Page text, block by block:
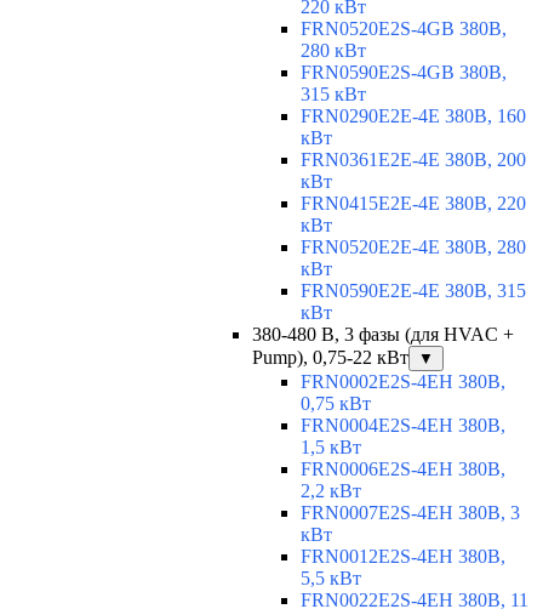
220 кВт
FRN0520E2S-4GB 380В,
280 кВт
FRN0590E2S-4GB 380В,
315 кВт
FRN0290E2E-4E 380В, 160
кВт
FRN0361E2E-4E 380В, 200
кВт
FRN0415E2E-4E 380В, 220
кВт
FRN0520E2E-4E 380В, 280
кВт
FRN0590E2E-4E 380В, 315
кВт
380-480 В, 3 фазы (для HVAC +
Pump), 0,75-22 кВт
▼
FRN0002E2S-4EH 380В,
0,75 кВт
FRN0004E2S-4EH 380В,
1,5 кВт
FRN0006E2S-4EH 380В,
2,2 кВт
FRN0007E2S-4EH 380В, 3
кВт
FRN0012E2S-4EH 380В,
5,5 кВт
FRN0022E2S-4EH 380В, 11